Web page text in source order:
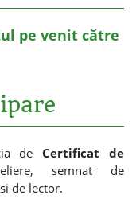
pe venit către
de Certificat de
semnat de
de lector.